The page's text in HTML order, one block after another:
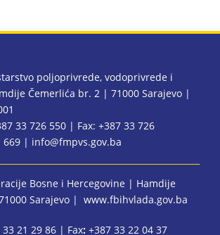
poljoprivrede, vodoprivrede i
Čemerlića br. 2 | 71000 Sarajevo |
33 726 550 | Fax: +387 33 726
669 | info@fmpvs.gov.ba
Bosne i Hercegovine | Hamdije
Sarajevo | www.fbihvlada.gov.ba
33 21 29 86 | Fax: +387 33 22 04 37